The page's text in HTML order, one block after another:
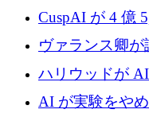
子力タービンが
テルスから浮上
CuspAI が 4 億
Resist.UA が
げ、DSIT が廃
ヴァランス卿
スクフォースが
ハリウッドが
代わりにプリ
AI が実験をや